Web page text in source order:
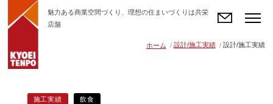
魅力ある商業空間づくり、理想の住まいづくりは共栄
店舗
ホーム 設計/施工実績 設計/施工実績
施工実績 飲食